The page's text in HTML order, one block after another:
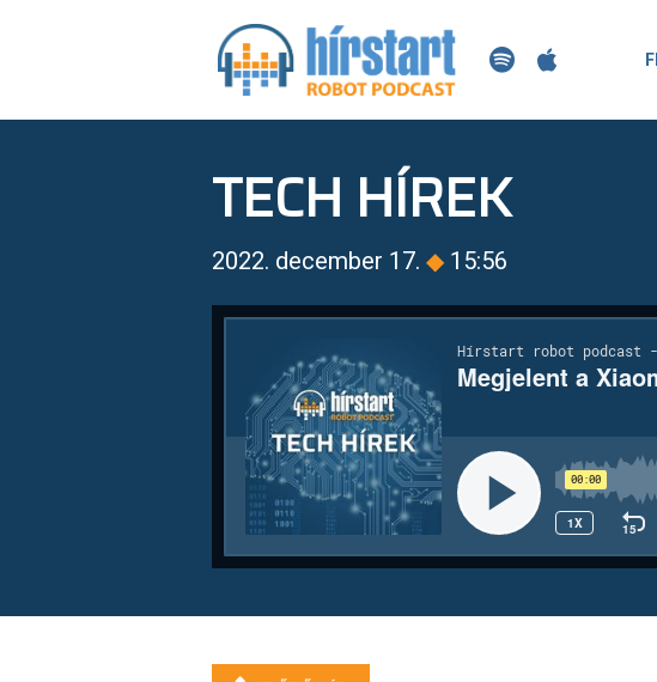
TECH HÍREK
2022. december 17. ◆ 15:56